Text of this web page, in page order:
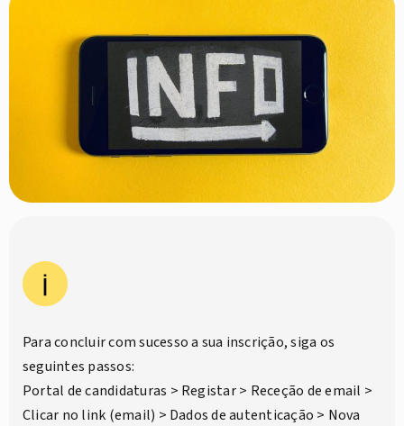
Para concluir com sucesso a sua inscrição, siga os
seguintes passos:
Portal de candidaturas > Registar > Receção de email >
Clicar no link (email) > Dados de autenticação > Nova